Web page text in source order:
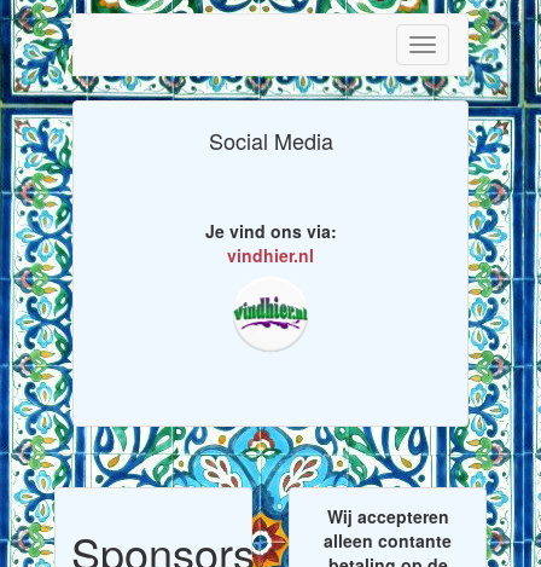
Toggle
navigation
Social Media
Je vind ons via:
vindhier.nl
Sponsors
Wij accepteren
alleen contante